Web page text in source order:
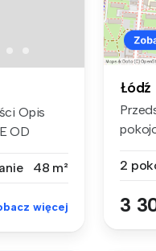
Opis
OD
48 m²
więcej
Łódź
2
3